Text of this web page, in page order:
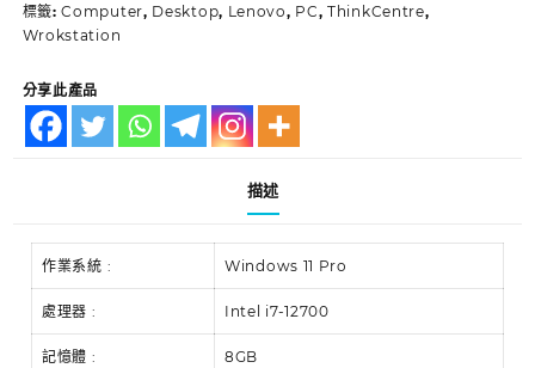
標籤:Computer, Desktop, Lenovo, PC,ThinkCentre,
Wrokstation
分享此產品
描述
作業系統 : Windows 11 Pro
處理器 : Intel i7-12700
記憶體 : 8GB